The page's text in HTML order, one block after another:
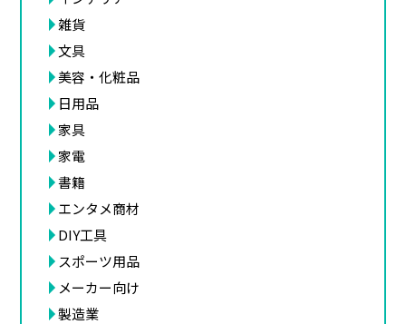
雑貨
文具
美容・化粧品
日用品
家具
家電
書籍
エンタメ商材
DIY工具
スポーツ用品
メーカー向け
製造業